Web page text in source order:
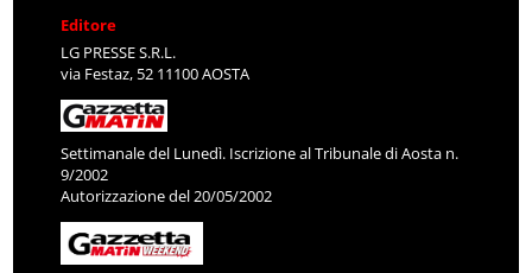
Editore
LG PRESSE S.R.L.
via Festaz, 52 11100 AOSTA
Settimanale del Lunedì. Iscrizione al Tribunale di Aosta n.
9/2002
Autorizzazione del 20/05/2002